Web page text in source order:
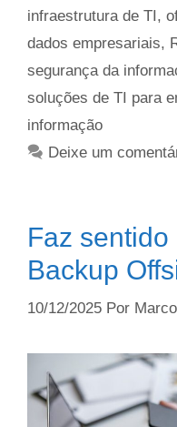
infraestrutura de TI ,
dados empresariais,
segurança da
soluções de TI para
informação
Deixe um
Faz
Backup
10/12/2025 Por Marco